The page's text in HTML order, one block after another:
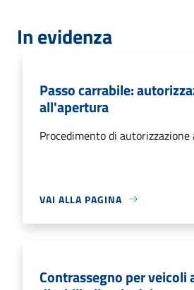
In evidenza
Passo carrabile:
all'apertura
Procedimento di
VAI ALLA PAGINA
Contrassegno per veicoli